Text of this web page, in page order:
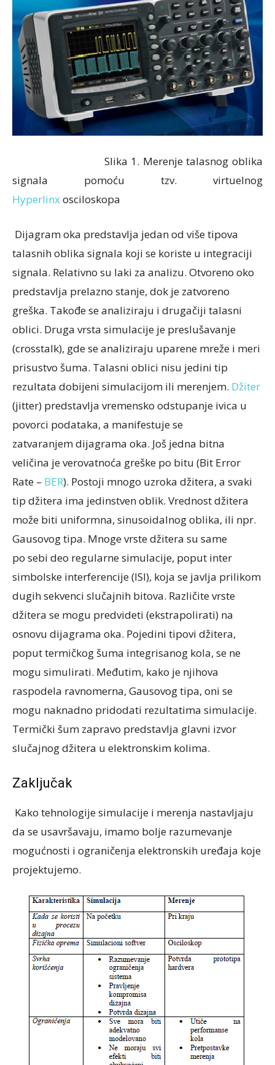
Slika 1. Merenje talasnog oblika
signala pomoću tzv. virtuelnog
Hyperlinxosciloskopa
Dijagram oka predstavlja jedan od više tipova
talasnih oblika signala koji se koriste u integraciji
signala. Relativno su laki za analizu. Otvoreno oko
predstavlja prelazno stanje, dok je zatvoreno
greška. Takođe se analiziraju i drugačiji talasni
oblici. Druga vrsta simulacije je preslušavanje
(crosstalk), gde se analiziraju uparene mreže i meri
prisustvo šuma. Talasni oblici nisu jedini tip
rezultata dobijeni simulacijom ili merenjem. Džiter
(jitter) predstavlja vremensko odstupanje ivica u
povorci podataka, a manifestuje se
zatvaranjemdijagrama oka. Još jedna bitna
veličina je verovatnoća greške po bitu (Bit Error
Rate – BER). Postoji mnogo uzroka džitera, a svaki
tip džitera ima jedinstven oblik. Vrednost džitera
može biti uniformna, sinusoidalnog oblika, ili npr.
Gausovog tipa. Mnoge vrste džitera su same
po sebi deo regularne simulacije, poput inter
simbolske interferencije (ISI), koja se javlja prilikom
dugih sekvenci slučajnih bitova. Različite vrste
džitera se mogu predvideti (ekstrapolirati) na
osnovu dijagrama oka. Pojedini tipovi džitera,
poput termičkog šuma integrisanog kola, se ne
mogu simulirati. Međutim, kako je njihova
raspodela ravnomerna, Gausovog tipa, oni se
mogu naknadno pridodati rezultatima simulacije.
Termički šum zapravo predstavlja glavni izvor
slučajnogdžitera u elektronskim kolima.
Zaključak
Kako tehnologije simulacije i merenja nastavljaju
da se usavršavaju, imamo bolje razumevanje
mogućnosti i ograničenja elektronskih uređaja koje
projektujemo.